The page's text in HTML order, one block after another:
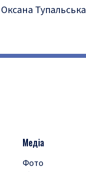
Оксана Тупальська
Медіа
Фото